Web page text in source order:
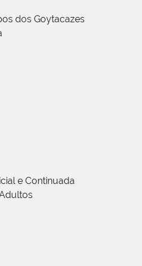
dos Goytacazes
e Continuada